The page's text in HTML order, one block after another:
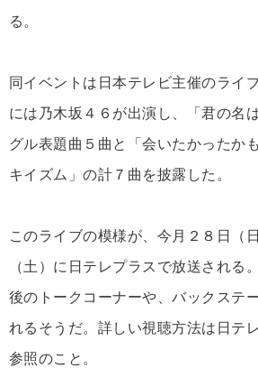
る。
同イベントは日本テレビ主催のライ
には乃木坂４６が出演し、「君の名
グル表題曲５曲と「会いたかったか
キイズム」の計７曲を披露した。
このライブの模様が、今月２８日（
（土）に日テレプラスで放送される
後のトークコーナーや、バックステ
れるそうだ。詳しい視聴方法は日テ
参照のこと。